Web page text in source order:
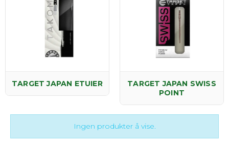
TARGET JAPAN ETUIER
TARGET JAPAN SWISS
POINT
Ingen produkter å vise.